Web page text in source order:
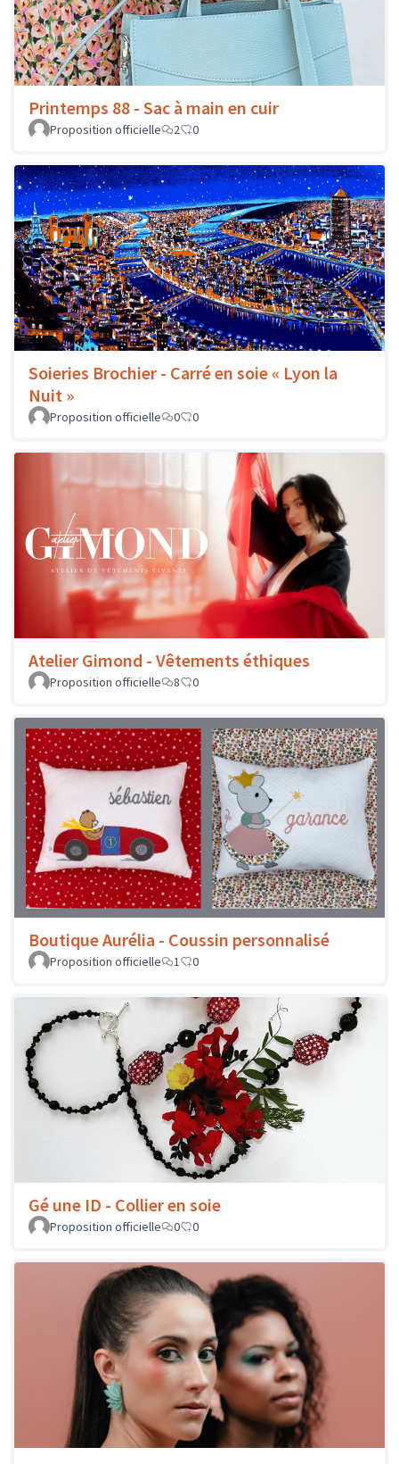
Printemps 88 - Sac à main en cuir
Proposition officielle 2 0
Soieries Brochier - Carré en soie « Lyon la
Nuit »
Proposition officielle 0 0
Atelier Gimond - Vêtements éthiques
Proposition officielle 8 0
Boutique Aurélia - Coussin personnalisé
Proposition officielle 1 0
Gé une ID - Collier en soie
Proposition officielle 0 0